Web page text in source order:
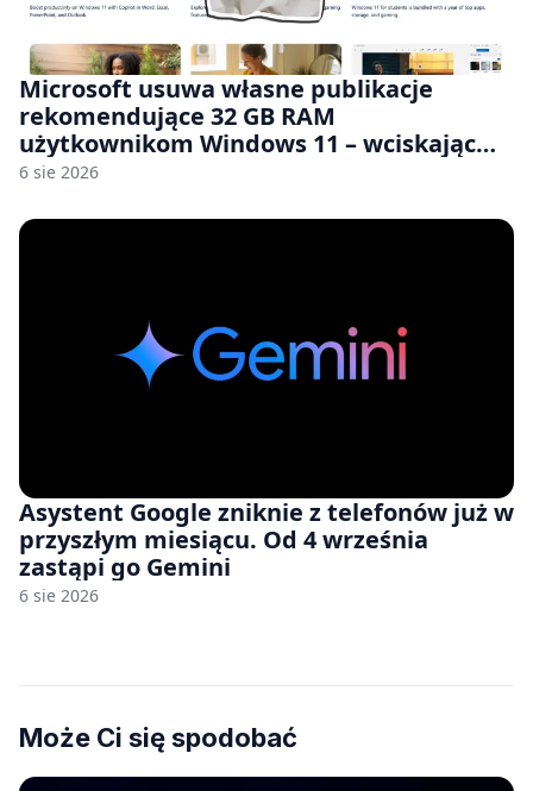
Microsoft usuwa własne publikacje
rekomendujące 32 GB RAM
użytkownikom Windows 11 – wciskając
nam przy tym komputery z 8 GB RAM po
6 sie 2026
Asystent Google zniknie z telefonów już w
przyszłym miesiącu. Od 4 września
zastąpi go Gemini
6 sie 2026
Może Ci się spodobać